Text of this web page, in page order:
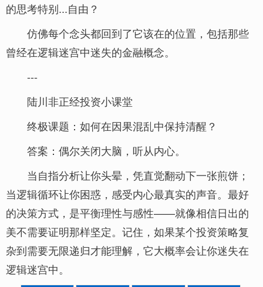
的思考特别...自由？
仿佛每个念头都回到了它该在的位置，包括那些
曾经在逻辑迷宫中迷失的金融概念。
---
陆川非正经投资小课堂
终极课题：如何在因果混乱中保持清醒？
答案：偶尔关闭大脑，听从内心。
当自指分析让你头晕，凭直觉翻动下一张煎饼；
当逻辑循环让你困惑，感受内心最真实的声音。最好
的决策方式，是平衡理性与感性——就像相信日出的
美不需要证明那样坚定。记住，如果某个投资策略复
杂到需要无限递归才能理解，它大概率会让你迷失在
逻辑迷宫中。